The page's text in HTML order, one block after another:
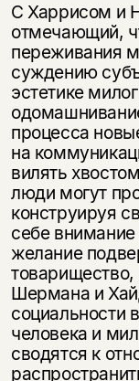
С Харрисом и
отмечающий,
переживания
суждению
эстетике
процесса
на
вилять
люди могут
конструируя
себе
желание
товарищество,
Шермана и
социальности
человека и
сводятся к